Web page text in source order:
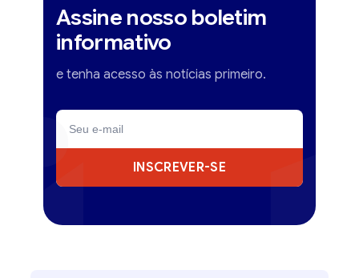
Assine nosso boletim
informativo
e tenha acesso às notícias primeiro.
INSCREVER-SE